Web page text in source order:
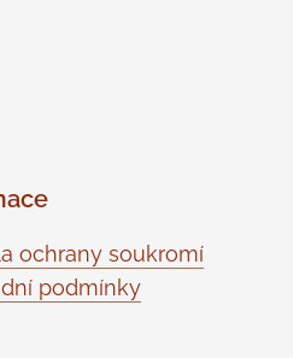
ochrany soukromí
podmínky